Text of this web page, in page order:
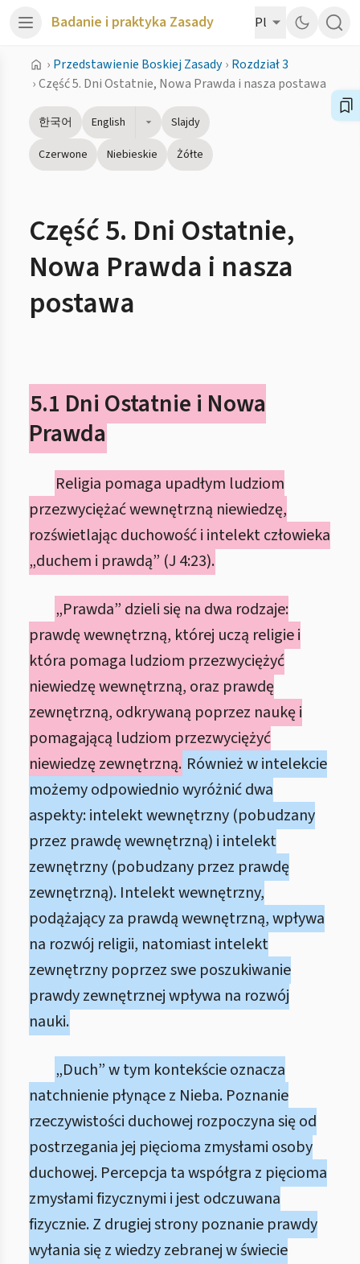
Badanie i praktyka Zasady Pl
› Przedstawienie Boskiej Zasady › Rozdział 3
›Część 5. Dni Ostatnie, Nowa Prawda i nasza postawa
한국어 English
Slajdy
Czerwone
Niebieskie Żółte
Część 5. Dni Ostatnie,
Nowa Prawda i nasza
postawa
5.1 Dni Ostatnie i Nowa
Prawda
Religia pomaga upadłym ludziom
przezwyciężać wewnętrzną niewiedzę,
rozświetlając duchowość i intelekt człowieka
„duchem i prawdą” (J 4:23).
„Prawda” dzieli się na dwa rodzaje:
prawdę wewnętrzną, której uczą religie i
która pomaga ludziom przezwyciężyć
niewiedzę wewnętrzną, oraz prawdę
zewnętrzną, odkrywaną poprzez naukę i
pomagającą ludziom przezwyciężyć
niewiedzę zewnętrzną. Również w intelekcie
możemy odpowiednio wyróżnić dwa
aspekty: intelekt wewnętrzny (pobudzany
przez prawdę wewnętrzną) i intelekt
zewnętrzny (pobudzany przez prawdę
zewnętrzną). Intelekt wewnętrzny,
podążający za prawdą wewnętrzną, wpływa
na rozwój religii, natomiast intelekt
zewnętrzny poprzez swe poszukiwanie
prawdy zewnętrznej wpływa na rozwój
nauki.
„Duch” w tym kontekście oznacza
natchnienie płynące z Nieba. Poznanie
rzeczywistości duchowej rozpoczyna się od
postrzegania jej pięcioma zmysłami osoby
duchowej. Percepcja ta współgra z pięcioma
zmysłami fizycznymi i jest odczuwana
fizycznie. Z drugiej strony poznanie prawdy
wyłania się z wiedzy zebranej w świecie